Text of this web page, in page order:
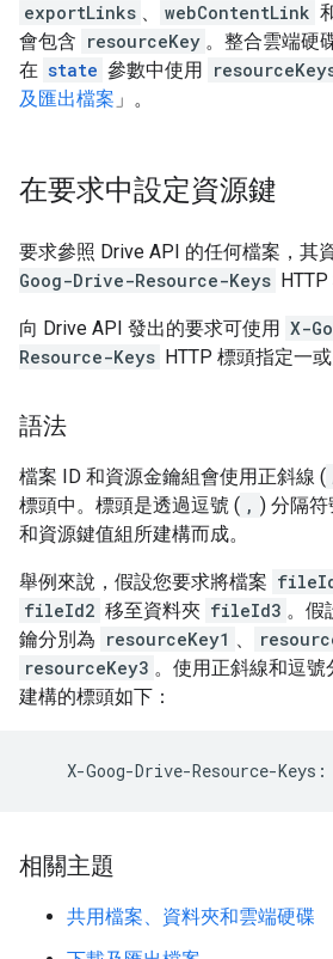
exportLinks 、 webContentLink
會包含 resourceKey 。整合雲端硬
在 state 參數中使用
及匯出檔案 」。
在要求中設定資源鍵
要求參照 Drive API 的任何檔案，其
Goog-Drive-Resource-Keys HTTP
向 Drive API 發出的要求可使用 X-
Resource-Keys HTTP 標頭指定一
語法
檔案 ID 和資源金鑰組會使用正斜線 (
標頭中。標頭是透過逗號 ( , ) 分隔
和資源鍵值組所建構而成。
舉例來說，假設您要求將檔案
fileId2 移至資料夾 fileId3 。假
鑰分別為 resourceKey1 、
resourceKey3 。使用正斜線和逗
建構的標頭如下：
相關主題
共用檔案、資料夾和雲端硬碟